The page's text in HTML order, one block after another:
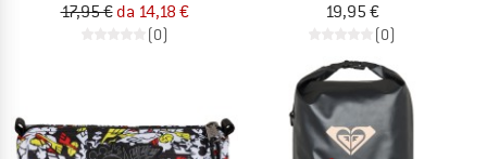
17,95 € da 14,18 €
(0)
19,95 €
(0)